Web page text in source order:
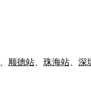
、 顺德站、 珠海站、 深